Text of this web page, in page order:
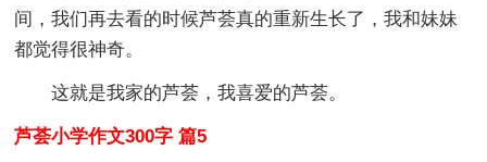
间，我们再去看的时候芦荟真的重新生长了，我和妹妹
都觉得很神奇。
这就是我家的芦荟，我喜爱的芦荟。
芦荟小学作文300字 篇5